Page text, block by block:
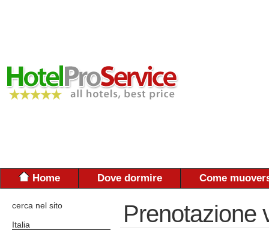
Home Dove dormire Come
cerca nel sito
Italia
Prenotazione